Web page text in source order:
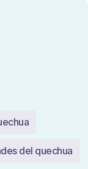
del quechua